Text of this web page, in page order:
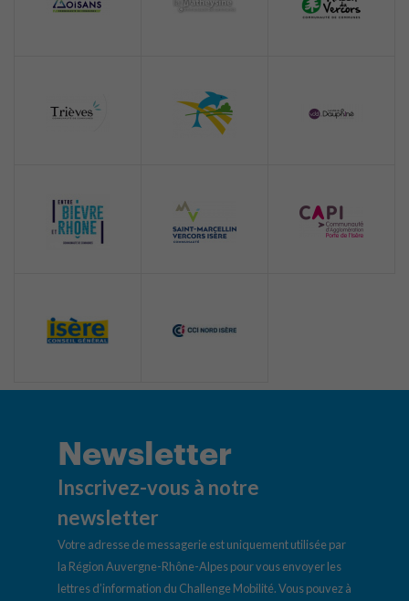
Newsletter
Inscrivez-vous à notre
newsletter
Votre adresse de messagerie est uniquement utilisée par
la Région Auvergne-Rhône-Alpes pour vous envoyer les
lettres d’information du Challenge Mobilité. Vous pouvez à